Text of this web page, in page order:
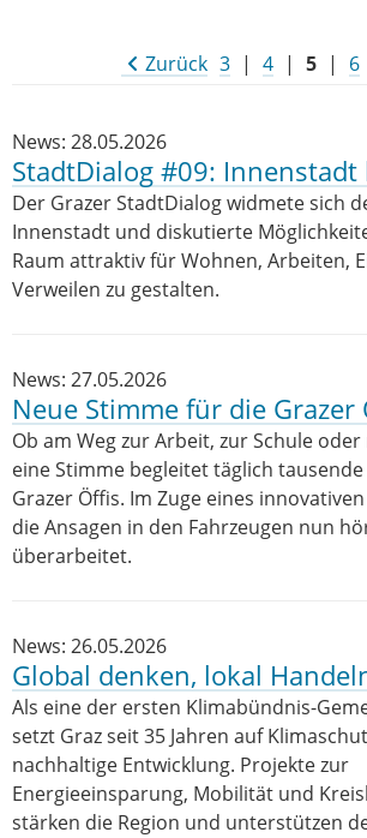
Zurück 3 | 4 | 5 | 6
News: 28.05.2026
StadtDialog #09: Innenstadt
Der Grazer StadtDialog widmete sich
Innenstadt und diskutierte
Raum attraktiv für Wohnen, Arbeiten,
Verweilen zu gestalten.
News: 27.05.2026
Neue Stim­me für die Gra­zer
Ob am Weg zur Arbeit, zur Schule oder
eine Stimme begleitet täglich
Grazer Öffis. Im Zuge eines
die Ansagen in den Fahrzeugen nun
überarbeitet.
News: 26.05.2026
Global denken, lokal
Als eine der ersten Klimabündnis-
setzt Graz seit 35 Jahren auf
nachhaltige Entwicklung. Projekte zur
Energieeinsparung, Mobilität und
stärken die Region und unterstützen